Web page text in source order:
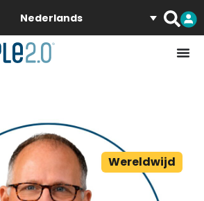
Nederlands
Wereldwijd